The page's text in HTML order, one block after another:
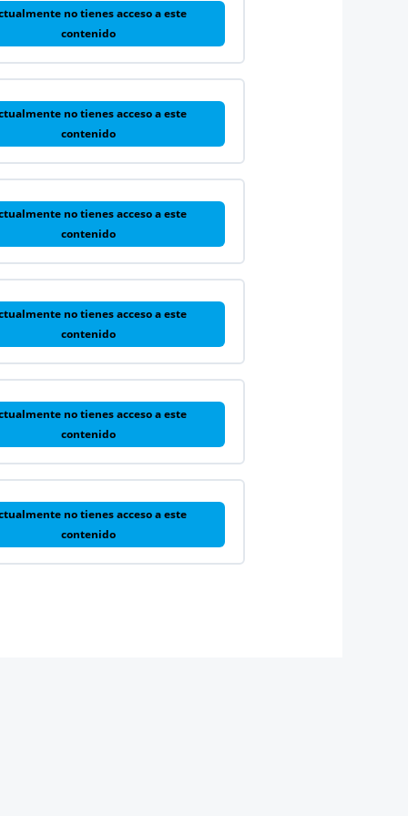
no tienes acceso a este
contenido
no tienes acceso a este
contenido
no tienes acceso a este
contenido
no tienes acceso a este
contenido
no tienes acceso a este
contenido
no tienes acceso a este
contenido